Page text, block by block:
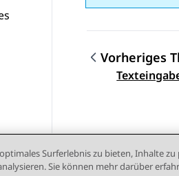
Vorheriges
Surferlebnis zu bieten, Inhalte
Sie können mehr darüber